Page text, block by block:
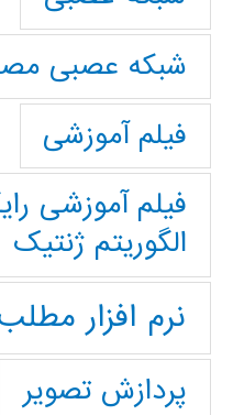
شبکه عصبی
فیلم آموزشی
فیلم آموزشی
الگوریتم ژنتیک
نرم افزار
پردازش تصویر